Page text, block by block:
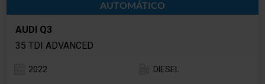
AUTOMÁTICO
AUDI Q3
35 TDI ADVANCED
2022 DIESEL